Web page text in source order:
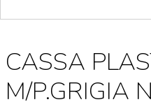
CASSA
M/P.GRIGIA